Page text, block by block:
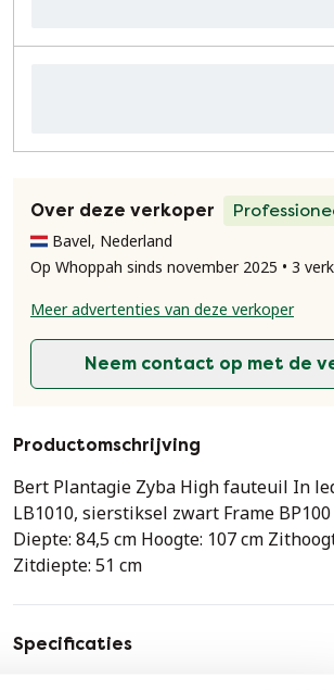
Over deze verkoper
Bavel, Nederland
Op Whoppah sinds november 2025 • 3
Meer advertenties van deze verkoper
Neem contact op met de
Productomschrijving
Bert Plantagie Zyba High fauteuil In
LB1010, sierstiksel zwart Frame
Diepte: 84,5 cm Hoogte: 107 cm
Zitdiepte: 51 cm
Specificaties